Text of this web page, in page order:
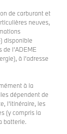
de carburant et
neuves,
disponible
l’ADEME
à l’adresse
à la
dépendent de
l'itinéraire, les
(y compris la
batterie.